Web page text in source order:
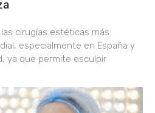
cirugías estéticas más
especialmente en España y
ya que permite esculpir